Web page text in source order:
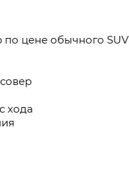
цене обычного SUV
хода